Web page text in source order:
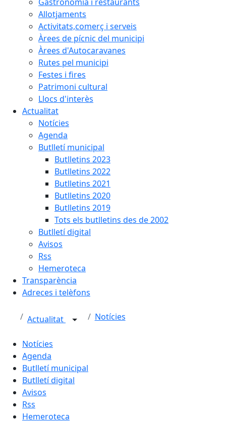
Allotjaments
Activitats,comerç i serveis
Àrees de pícnic del municipi
Àrees d'Autocaravanes
Rutes pel municipi
Festes i fires
Patrimoni cultural
Llocs d'interès
Actualitat
Notícies
Agenda
Butlletí municipal
Butlletins 2023
Butlletins 2022
Butlletins 2021
Butlletins 2020
Butlletins 2019
Tots els butlletins des de 2002
Butlletí digital
Avisos
Rss
Hemeroteca
Transparència
Adreces i telèfons
Actualitat Notícies
Notícies
Agenda
Butlletí municipal
Butlletí digital
Avisos
Rss
Hemeroteca